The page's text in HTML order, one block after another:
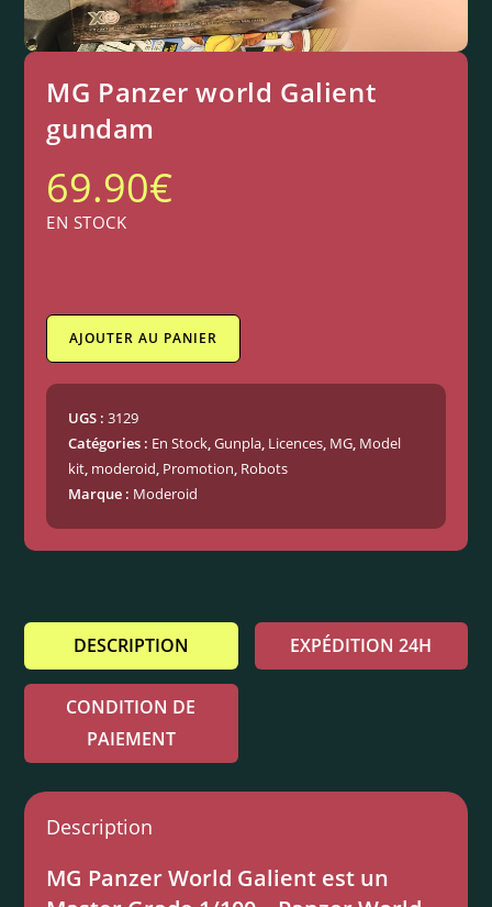
MG Panzer world Galient
gundam
69.90€
EN STOCK
AJOUTER AU PANIER
UGS :3129
Catégories : En Stock ,Gunpla Licences MG Model
kit moderoid Promotion Robots
Marque : Moderoid
DESCRIPTION EXPÉDITION 24H
CONDITION DE
PAIEMENT
Description
MG Panzer World Galient est un